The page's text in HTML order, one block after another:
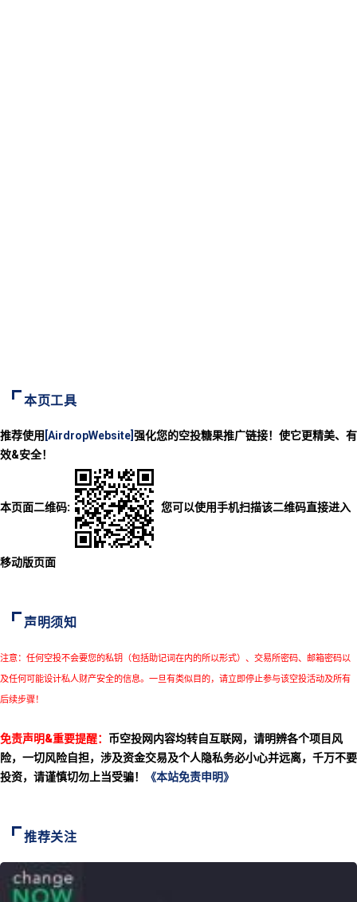
本页工具
推荐使用 [AirdropWebsite] 强化您的空投糖果推广链接！使它更精美、有
效&安全！
本页面二维码: 您可以使用手机扫描该二维码直接进入
移动版页面
声明须知
注意：任何空投不会要您的私钥（包括助记词在内的所以形式）、交易所密码、邮箱密码以
及任何可能设计私人财产安全的信息。一旦有类似目的，请立即停止参与该空投活动及所有
后续步骤！
免责声明&重要提醒： 币空投网内容均转自互联网，请明辨各个项目风
险，一切风险自担，涉及资金交易及个人隐私务必小心并远离，千万不要
投资，请谨慎切勿上当受骗！
《本站免责申明》
推荐关注